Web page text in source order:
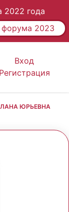
2022 года
форума 2023
Вход
Регистрация
ЮРЬЕВНА